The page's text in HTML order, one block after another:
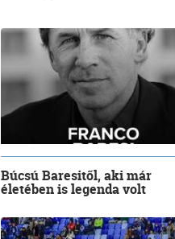
Búcsú Baresitől, aki már
életében is legenda volt